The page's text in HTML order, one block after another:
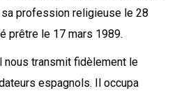
profession religieuse le 28
prêtre le 17 mars 1989.
nous transmit fidèlement le
espagnols. Il occupa